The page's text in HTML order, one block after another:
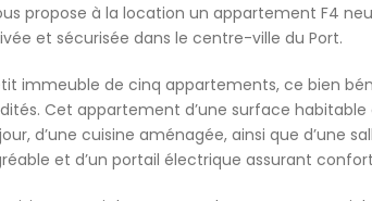
propose à la location un appartement F4
et sécurisée dans le centre-ville du Port.
immeuble de cinq appartements, ce bien
Cet appartement d’une surface habitable
d’une cuisine aménagée, ainsi que d’une
et d’un portail électrique assurant